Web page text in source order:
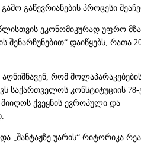
გაწევრიანების პროცესი
ეკონომიკურად უფრო
შენარჩუნებით“ დაიწყებს, რათა
რომ
საქართველოს კონსტიტუციის 78-
ქვეყნის ევროპული და
„შანტაჟზე უარის“ რიტორიკა